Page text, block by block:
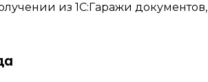
из 1С:Гаражи документов,